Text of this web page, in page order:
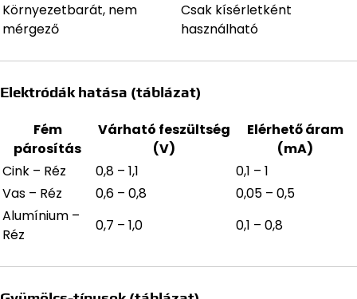
Környezetbarát, nem
mérgező
Csak kísérletként
használható
Elektródák hatása (táblázat)
Fém
párosítás
Várható feszültség
(V)
Elérhető áram
(mA)
Cink – Réz
0,8 – 1,1
0,1 – 1
Vas – Réz
0,6 – 0,8
0,05 – 0,5
Alumínium –
Réz
0,7 – 1,0 0,1 – 0,8